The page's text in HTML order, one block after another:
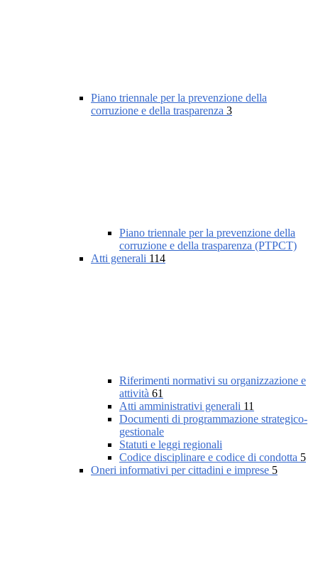
Piano triennale per la prevenzione della
corruzione e della trasparenza 3
Piano triennale per la prevenzione della
corruzione e della trasparenza (PTPCT)
Atti generali 114
Riferimenti normativi su organizzazione e
attività 61
Atti amministrativi generali 11
Documenti di programmazione strategico-
gestionale
Statuti e leggi regionali
Codice disciplinare e codice di condotta 5
Oneri informativi per cittadini e imprese 5